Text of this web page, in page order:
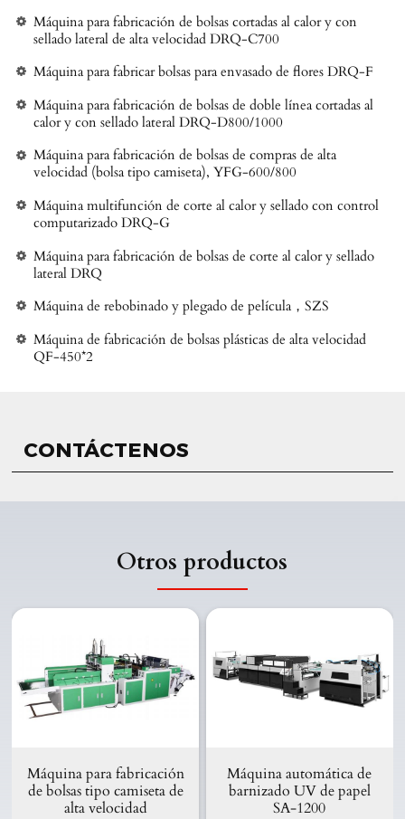
Máquina para fabricación de bolsas cortadas al calor y con
sellado lateral de alta velocidad DRQ-C700
Máquina para fabricar bolsas para envasado de flores DRQ-F
Máquina para fabricación de bolsas de doble línea cortadas al
calor y con sellado lateral DRQ-D800/1000
Máquina para fabricación de bolsas de compras de alta
velocidad (bolsa tipo camiseta), YFG-600/800
Máquina multifunción de corte al calor y sellado con control
computarizado DRQ-G
Máquina para fabricación de bolsas de corte al calor y sellado
lateral DRQ
Máquina de rebobinado y plegado de película，SZS
Máquina de fabricación de bolsas plásticas de alta velocidad
QF-450*2
CONTÁCTENOS
Otros productos
Máquina para fabricación
de bolsas tipo camiseta de
alta velocidad
Máquina automática de
barnizado UV de papel
SA-1200